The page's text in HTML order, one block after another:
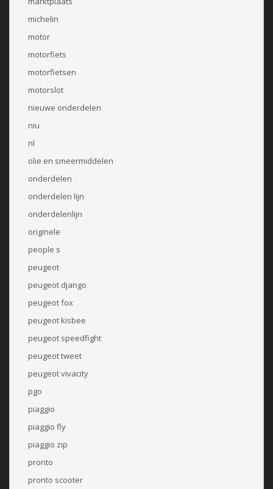
michelin
motor
motorfiets
motorfietsen
motorslot
nieuwe onderdelen
niu
nl
olie en smeermiddelen
onderdelen
onderdelen lijn
onderdelenlijn
originele
people s
peugeot
peugeot django
peugeot fox
peugeot kisbee
peugeot speedfight
peugeot tweet
peugeot vivacity
pgo
piaggio
piaggio fly
piaggio zip
pronto
pronto scooter